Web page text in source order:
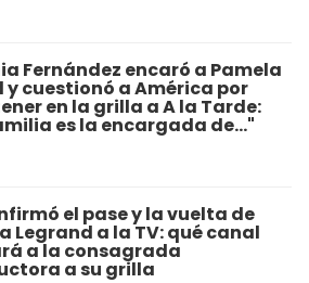
Fernández encaró a Pamela
y cuestionó a América por
en la grilla a A la Tarde:
es la encargada de..."
el pase y la vuelta de
Legrand a la TV: qué canal
a la consagrada
a su grilla